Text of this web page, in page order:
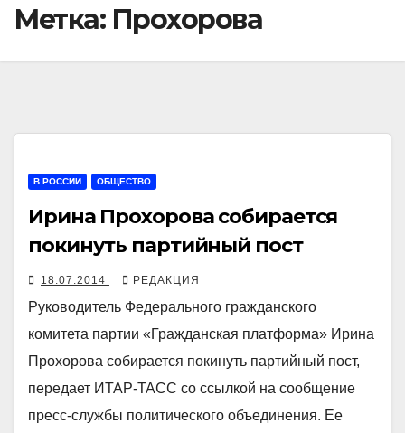
Метка: Прохорова
В РОССИИ ОБЩЕСТВО
Ирина Прохорова собирается
покинуть партийный пост
18.07.2014 РЕДАКЦИЯ
Руководитель Федерального гражданского
комитета партии «Гражданская платформа» Ирина
Прохорова собирается покинуть партийный пост,
передает ИТАР-ТАСС со ссылкой на сообщение
пресс-службы политического объединения. Ее